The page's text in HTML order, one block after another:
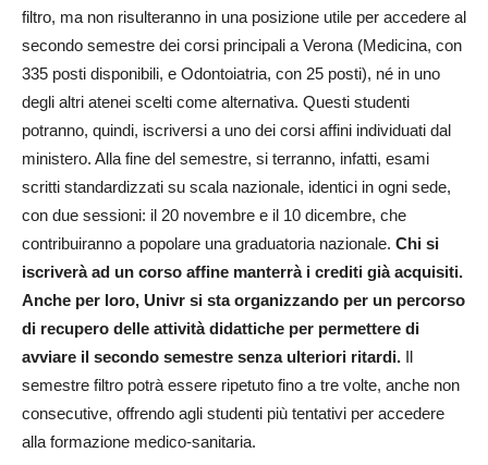
filtro, ma non risulteranno in una posizione utile per accedere al
secondo semestre dei corsi principali a Verona (Medicina, con
335 posti disponibili, e Odontoiatria, con 25 posti), né in uno
degli altri atenei scelti come alternativa. Questi studenti
potranno, quindi, iscriversi a uno dei corsi affini individuati dal
ministero. Alla fine del semestre, si terranno, infatti, esami
scritti standardizzati su scala nazionale, identici in ogni sede,
con due sessioni: il 20 novembre e il 10 dicembre, che
contribuiranno a popolare una graduatoria nazionale. Chi si
iscriverà ad un corso affine manterrà i crediti già acquisiti.
Anche per loro, Univr si sta organizzando per un percorso
di recupero delle attività didattiche per permettere di
avviare il secondo semestre senza ulteriori ritardi. Il
semestre filtro potrà essere ripetuto fino a tre volte, anche non
consecutive, offrendo agli studenti più tentativi per accedere
alla formazione medico-sanitaria.